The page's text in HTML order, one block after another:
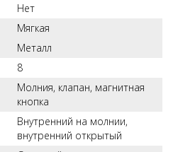
Нет
Мягкая
Металл
8
Молния, клапан, магнитная
кнопка
Внутренний на молнии,
внутренний открытый